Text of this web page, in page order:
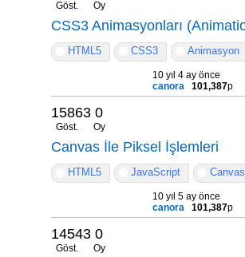
Göst. Oy
CSS3 Animasyonları
HTML5 CSS3 Animasyon
10 yıl 4 ay önce
canora
101,387p
15863
Göst.
0
Oy
Canvas İle Piksel İşlemleri
HTML5 JavaScript Canvas
10 yıl 5 ay önce
canora
101,387p
14543
Göst.
0
Oy